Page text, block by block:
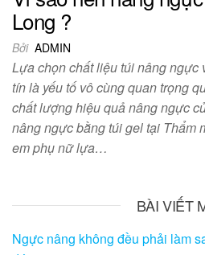
Long ?
Bởi ADMIN
Lựa chọn chất liệu túi nâng ngực
tín là yếu tố vô cùng quan trọng
chất lượng hiệu quả nâng ngực
nâng ngực bằng túi gel tại Thẩm
em phụ nữ lựa…
BÀI VIẾT
Ngực nâng không đều phải làm